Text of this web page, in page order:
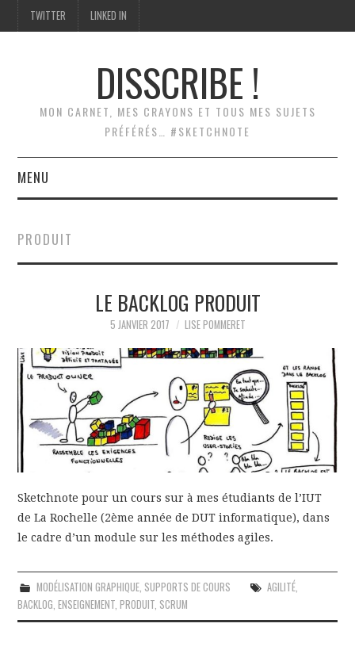
TWITTER LINKED IN
DISSCRIBE !
MON CARNET, MES CRAYONS ET TOUS MES SUJETS
PRÉFÉRÉS… #SKETCHNOTE
MENU
SCRIBING
SKETCHNOTES
GRAPHIQUE
PÉDAGOGIE
EN ANGLAIS
CONTACT
PRODUIT
LE BACKLOG PRODUIT
5 JANVIER 2017 LISE POMMERET
Sketchnote pour un cours sur à mes étudiants de l’IUT
de La Rochelle (2ème année de DUT informatique), dans
le cadre d’un module sur les méthodes agiles.
MODÉLISATION GRAPHIQUE, SUPPORTS DE COURS AGILITÉ,
BACKLOG,ENSEIGNEMENT,PRODUIT, SCRUM